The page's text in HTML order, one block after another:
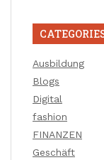
Ausbildung
Blogs
Digital
fashion
FINANZEN
Geschäft